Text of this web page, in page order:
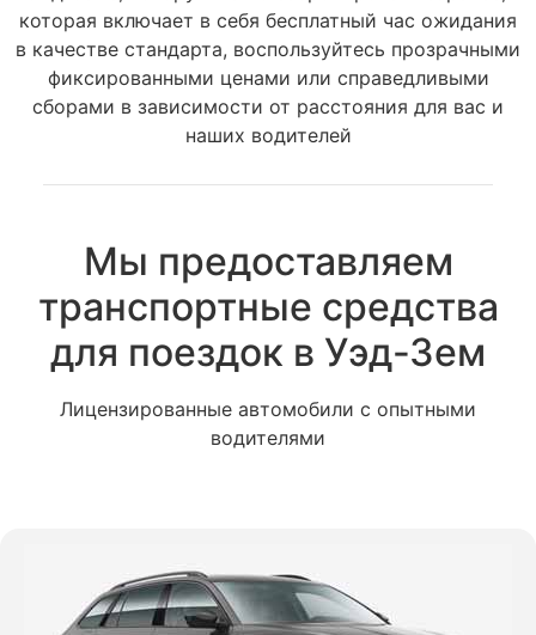
которая включает в себя бесплатный час ожидания
в качестве стандарта, воспользуйтесь прозрачными
фиксированными ценами или справедливыми
сборами в зависимости от расстояния для вас и
наших водителей
Мы предоставляем
транспортные средства
для поездок в Уэд-Зем
Лицензированные автомобили с опытными
водителями